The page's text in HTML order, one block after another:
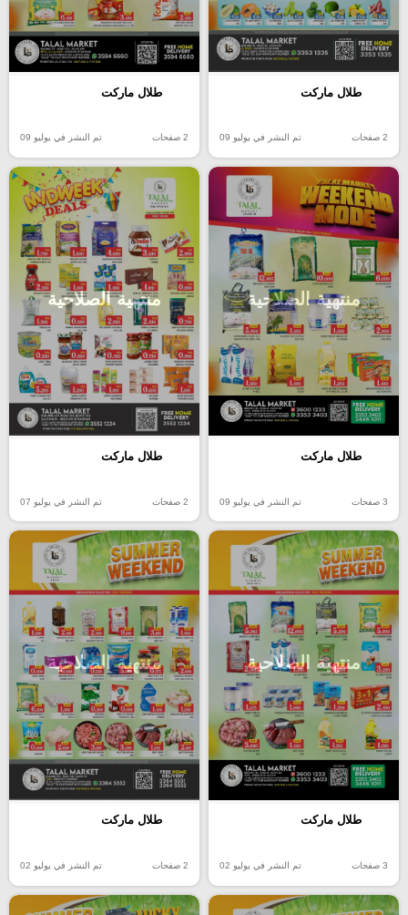
طلال ماركت
2 صفحات تم النشر في يوليو 09
طلال ماركت
2 صفحات تم النشر في يوليو 09
منتهية الصلاحية
طلال ماركت
3 صفحات تم النشر في يوليو 09
منتهية الصلاحية
طلال ماركت
2 صفحات تم النشر في يوليو 07
منتهية الصلاحية
طلال ماركت
3 صفحات تم النشر في يوليو 02
منتهية الصلاحية
طلال ماركت
2 صفحات تم النشر في يوليو 02